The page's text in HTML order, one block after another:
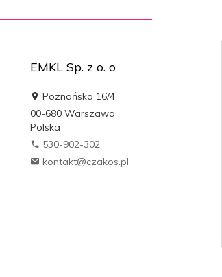
EMKL Sp. z o. o
Poznańska 16/4
00-680 Warszawa ,
Polska
530-902-302
kontakt@czakos.pl